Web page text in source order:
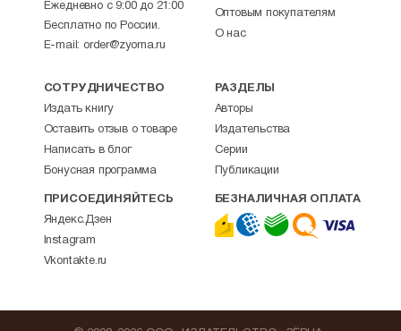
Ежедневно с 9:00 до 21:00
Бесплатно по России.
E-mail: order@zyorna.ru
Оптовым покупателям
О нас
СОТРУДНИЧЕСТВО
Издать книгу
Оставить отзыв о товаре
Написать в блог
Бонусная программа
РАЗДЕЛЫ
Авторы
Издательства
Серии
Публикации
ПРИСОЕДИНЯЙТЕСЬ
Яндекс.Дзен
Instagram
Vkontakte.ru
БЕЗНАЛИЧНАЯ ОПЛАТА